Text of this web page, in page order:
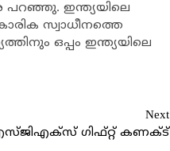
ഇന്ത്യയിലെ
സ്വാധീനത്തെ
ഒപ്പം ഇന്ത്യയിലെ
Next
ഗിഫ്റ്റ് കണക്ട്